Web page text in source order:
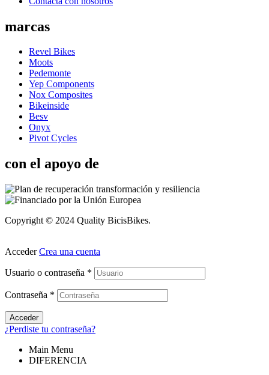
marcas
Revel Bikes
Moots
Pedemonte
Yep Components
Nox Composites
Bikeinside
Besv
Onyx
Pivot Cycles
con el apoyo de
Copyright © 2024 Quality BicisBikes.
Acceder Crea una cuenta
Usuario o contraseña *
Contraseña *
Acceder
¿Perdiste tu contraseña?
Main Menu
DIFERENCIA